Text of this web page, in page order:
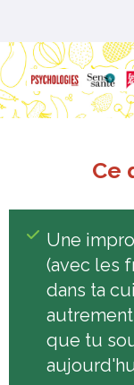
Ce
Une
(avec les
dans ta
que tu